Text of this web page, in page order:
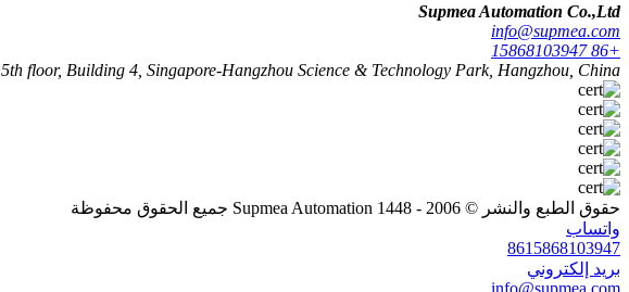
Supmea Automation Co.,Ltd
info@supmea.com
+86 15868103947
5th floor, Building 4, Singapore-Hangzhou Science & Technology Park, Hangzhou, China
حقوق الطبع والنشر © 2006 - 1448 Supmea Automation جميع الحقوق محفوظة
واتساب
8615868103947
بريد إلكتروني